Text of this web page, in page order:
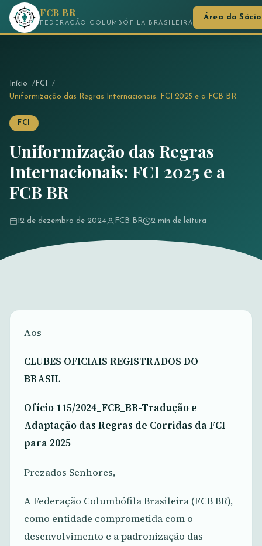
FCB BR
FEDERAÇÃO COLUMBÓFILA BRASILEIRA
Área do Sócio
Início
FCI
Uniformização das Regras Internacionais: FCI 2025 e a FCB BR
FCI
Uniformização das Regras
Internacionais: FCI 2025 e a
FCB BR
12 de dezembro de 2024 FCB BR 2 min de leitura
Aos
CLUBES OFICIAIS REGISTRADOS DO
BRASIL
Ofício 115/2024_FCB_BR-Tradução e
Adaptação das Regras de Corridas da FCI
para 2025
Prezados Senhores,
A Federação Columbófila Brasileira (FCB BR),
como entidade comprometida com o
desenvolvimento e a padronização das